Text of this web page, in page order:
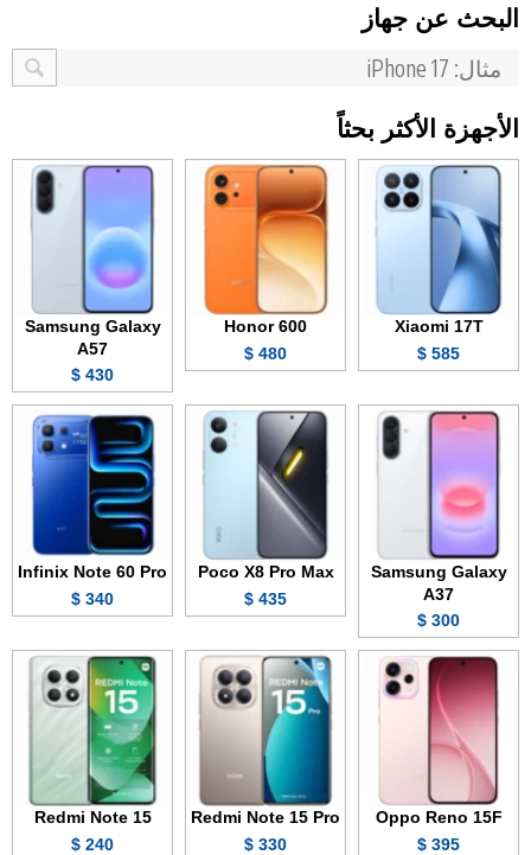
البحث عن جهاز
الأجهزة الأكثر بحثاً
Xiaomi 17T
585 $
Honor 600
480 $
Samsung Galaxy
A57
430 $
Samsung Galaxy
A37
300 $
Poco X8 Pro Max
435 $
Infinix Note 60 Pro
340 $
Oppo Reno 15F
395 $
Redmi Note 15 Pro
330 $
Redmi Note 15
240 $